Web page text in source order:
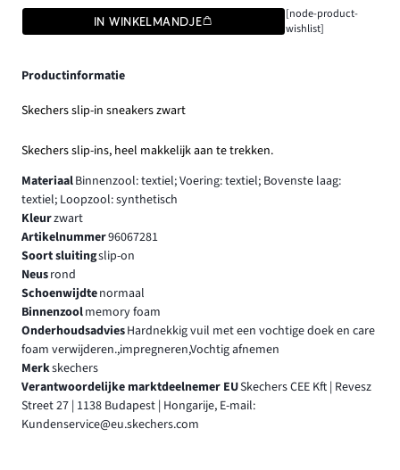
IN WINKELMANDJE
[node-product-
wishlist]
Productinformatie
Skechers slip-in sneakers zwart
Skechers slip-ins, heel makkelijk aan te trekken.
MateriaalBinnenzool: textiel; Voering: textiel; Bovenste laag:
textiel; Loopzool: synthetisch
Kleurzwart
Artikelnummer96067281
Soort sluitingslip-on
Neusrond
Schoenwijdtenormaal
Binnenzoolmemory foam
OnderhoudsadviesHardnekkig vuil met een vochtige doek en care
foam verwijderen.,impregneren,Vochtig afnemen
Merkskechers
Verantwoordelijke marktdeelnemer EUSkechers CEE Kft | Revesz
Street 27 | 1138 Budapest | Hongarije, E-mail:
Kundenservice@eu.skechers.com